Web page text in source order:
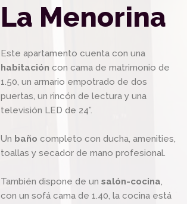
La Menorina
Este apartamento cuenta con una
habitación con cama de matrimonio de
1.50, un armario empotrado de dos
puertas, un rincón de lectura y una
televisión LED de 24”.
Un baño completo con ducha, amenities,
toallas y secador de mano profesional.
También dispone de un salón-cocina,
con un sofá cama de 1.40, la cocina está